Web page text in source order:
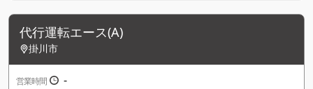
代行運転エース(A)
掛川市
営業時間
-